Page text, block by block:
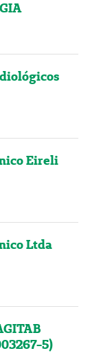
Eireli
Ltda
5)